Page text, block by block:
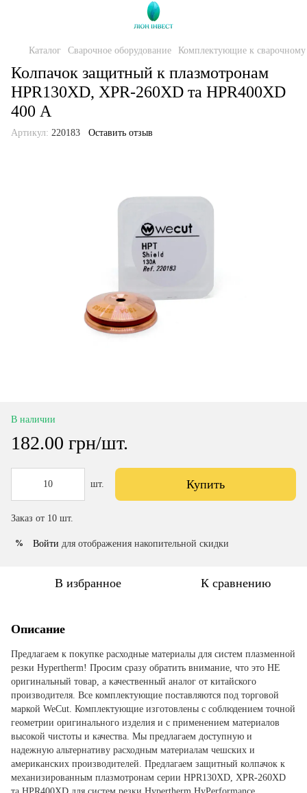
Каталог Сварочное оборудование Комплектующие к
Колпачок защитный к плазмотронам
HPR130XD, XPR-260XD та HPR400XD
400 А
Артикул: 220183 Оставить отзыв
В наличии
182.00 грн/шт.
шт. Купить
Заказ от 10 шт.
% Войти для отображения накопительной скидки
В избранное К сравнению
Описание
Предлагаем к покупке расходные материалы для систем плазменной
резки Hypertherm! Просим сразу обратить внимание, что это НЕ
оригинальный товар, а качественный аналог от китайского
производителя. Все комплектующие поставляются под торговой
маркой WeCut. Комплектующие изготовлены с соблюдением точной
геометрии оригинального изделия и с применением материалов
высокой чистоты и качества. Мы предлагаем доступную и
надежную альтернативу расходным материалам чешских и
американских производителей. Предлагаем защитный колпачок к
механизированным плазмотронам серии HPR130XD, XPR-260XD